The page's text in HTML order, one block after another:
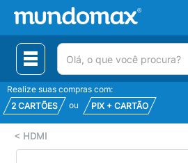
(pesquisar)
Realize suas compras com:
2 CARTÕES
ou PIX + CARTÃO
< HDMI